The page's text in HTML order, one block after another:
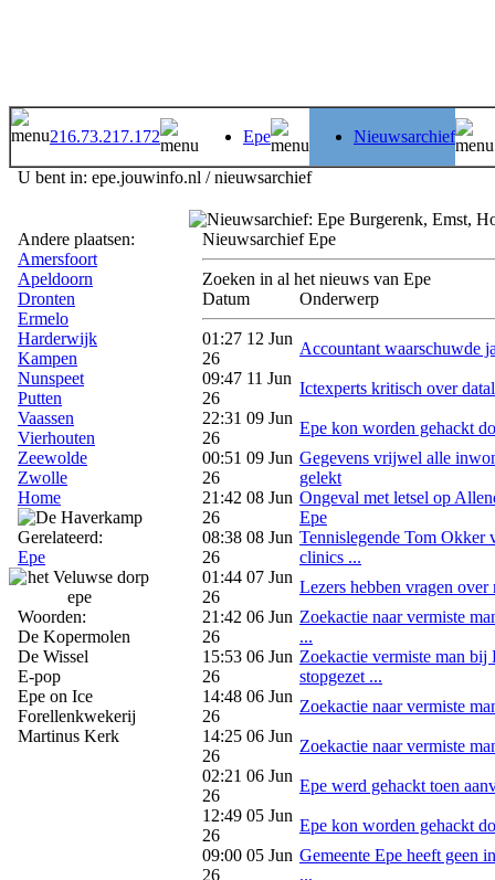
216.73.217.172 Epe Nieuwsarchief
U bent in: epe.jouwinfo.nl / nieuwsarchief
Andere plaatsen:
Amersfoort
Apeldoorn
Dronten
Ermelo
Harderwijk
Kampen
Nunspeet
Putten
Vaassen
Vierhouten
Zeewolde
Zwolle
Home
Gerelateerd:
Epe
Woorden:
De Kopermolen
De Wissel
E-pop
Epe on Ice
Forellenkwekerij
Martinus Kerk
Nieuwsarchief Epe
Zoeken in al het nieuws van Epe
Datum
Onderwerp
01:27 12 Jun
26
Accountant waarschuwde
09:47 11 Jun
26
Ictexperts kritisch over
22:31 09 Jun
26
Epe kon worden gehackt
00:51 09 Jun
26
Gegevens vrijwel alle
gelekt
21:42 08 Jun
26
Ongeval met letsel op
Epe
08:38 08 Jun
26
Tennislegende Tom Okker
clinics ...
01:44 07 Jun
26
Lezers hebben vragen over
21:42 06 Jun
26
Zoekactie naar vermiste
...
15:53 06 Jun
26
Zoekactie vermiste man bij
stopgezet ...
14:48 06 Jun
26
Zoekactie naar vermiste
14:25 06 Jun
26
Zoekactie naar vermiste
02:21 06 Jun
26
Epe werd gehackt toen
12:49 05 Jun
26
Epe kon worden gehackt
09:00 05 Jun
26
Gemeente Epe heeft geen
...